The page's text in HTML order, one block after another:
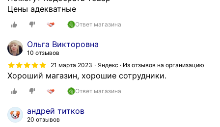
Цены адекватные
Ответ магазина
Ольга Викторовна
10 отзывов
21 марта 2023
Яндекс · Из отзывов на организацию
Хороший магазин, хорошие сотрудники.
Ответ магазина
андрей титков
20 отзывов